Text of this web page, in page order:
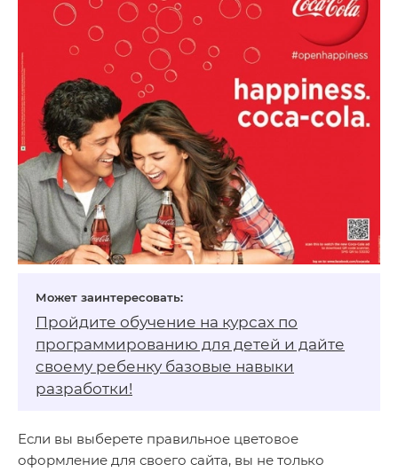
Пройдите обучение на курсах по
программированию для детей и дайте
своему ребенку базовые навыки
разработки!
Если вы выберете правильное цветовое
оформление для своего сайта, вы не только